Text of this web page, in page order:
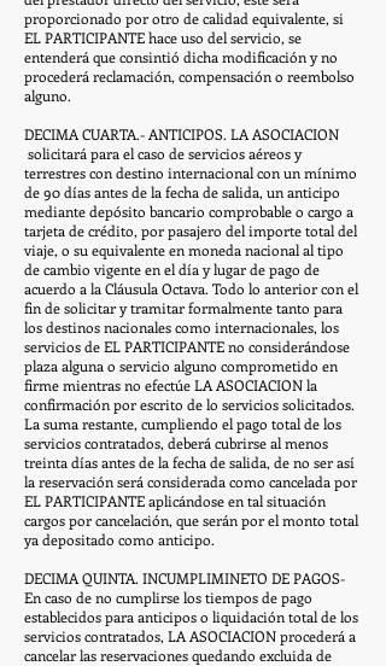
proporcionado por otro de calidad equivalente, si
EL PARTICIPANTE hace uso del servicio, se
entenderá que consintió dicha modificación y no
procederá reclamación, compensación o reembolso
alguno.
DECIMA CUARTA.- ANTICIPOS. LA ASOCIACION
solicitará para el caso de servicios aéreos y
terrestres con destino internacional con un mínimo
de 90 días antes de la fecha de salida, un anticipo
mediante depósito bancario comprobable o cargo a
tarjeta de crédito, por pasajero del importe total del
viaje, o su equivalente en moneda nacional al tipo
de cambio vigente en el día y lugar de pago de
acuerdo a la Cláusula Octava. Todo lo anterior con el
fin de solicitar y tramitar formalmente tanto para
los destinos nacionales como internacionales, los
servicios de EL PARTICIPANTE no considerándose
plaza alguna o servicio alguno comprometido en
firme mientras no efectúe LA ASOCIACION la
confirmación por escrito de lo servicios solicitados.
La suma restante, cumpliendo el pago total de los
servicios contratados, deberá cubrirse al menos
treinta días antes de la fecha de salida, de no ser así
la reservación será considerada como cancelada por
EL PARTICIPANTE aplicándose en tal situación
cargos por cancelación, que serán por el monto total
ya depositado como anticipo.
DECIMA QUINTA. INCUMPLIMINETO DE PAGOS-
En caso de no cumplirse los tiempos de pago
establecidos para anticipos o liquidación total de los
servicios contratados, LA ASOCIACION procederá a
cancelar las reservaciones quedando excluida de